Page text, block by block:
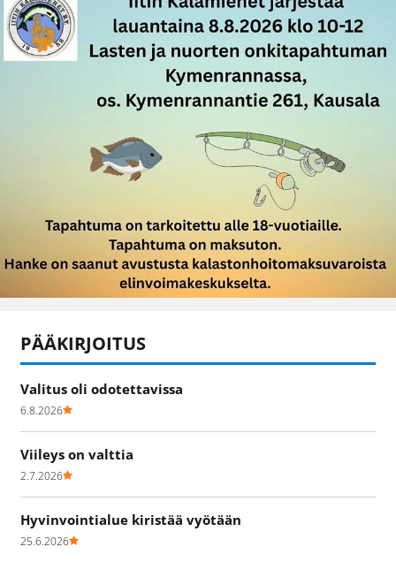
PÄÄKIRJOITUS
Valitus oli odotettavissa
6.8.2026
Viileys on valttia
2.7.2026
Hyvinvointialue kiristää vyötään
25.6.2026